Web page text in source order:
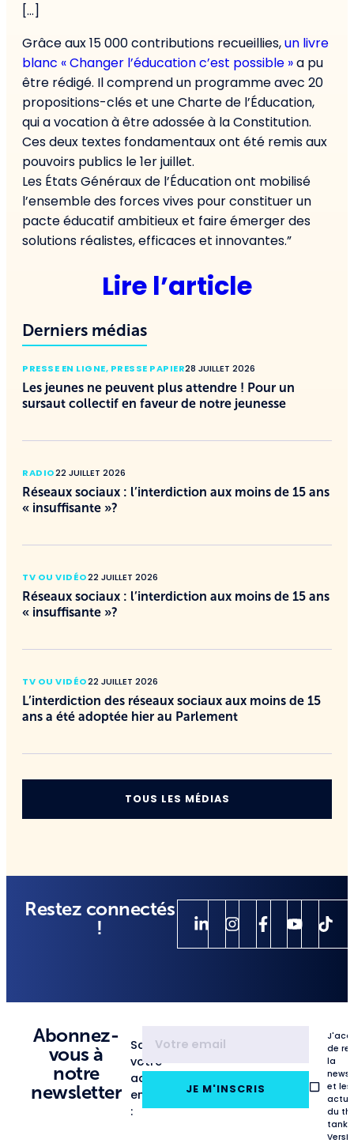
[…]
Grâce aux 15 000 contributions recueillies,un livre
blanc « Changer l’éducation c’est possible »a pu
être rédigé. Il comprend un programme avec 20
propositions-clés et une Charte de l’Éducation,
qui a vocation à être adossée à la Constitution.
Ces deux textes fondamentaux ont été remis aux
pouvoirs publics le 1er juillet.
Les États Généraux de l’Éducation ont mobilisé
l’ensemble des forces vives pour constituer un
pacte éducatif ambitieux et faire émerger des
solutions réalistes, efficaces et innovantes.”
Lire l’article
Derniers médias
PRESSE EN LIGNE, PRESSE PAPIER28 JUILLET 2026
Les jeunes ne peuvent plus attendre ! Pour un
sursaut collectif en faveur de notre jeunesse
RADIO22 JUILLET 2026
Réseaux sociaux : l’interdiction aux moins de 15 ans
« insuffisante »?
TV OU VIDÉO22 JUILLET 2026
Réseaux sociaux : l’interdiction aux moins de 15 ans
« insuffisante »?
TV OU VIDÉO22 JUILLET 2026
L’interdiction des réseaux sociaux aux moins de 15
ans a été adoptée hier au Parlement
TOUS LES MÉDIAS
Restez connectés
!
Abonnez-
vous à
notre
newsletter
Saisissez
votre
adresse
email
:
JE M'INSCRIS
de
la
et les
du
tank